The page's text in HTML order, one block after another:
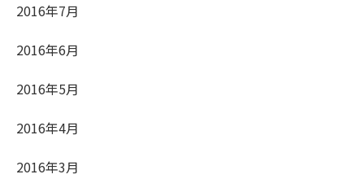
2016年7月
2016年6月
2016年5月
2016年4月
2016年3月